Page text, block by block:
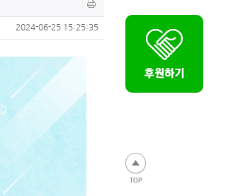
2024-06-25 15:25:35